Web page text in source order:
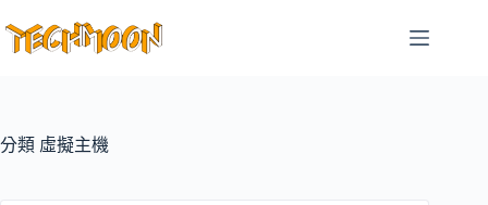
至
容
分類 虛擬主機